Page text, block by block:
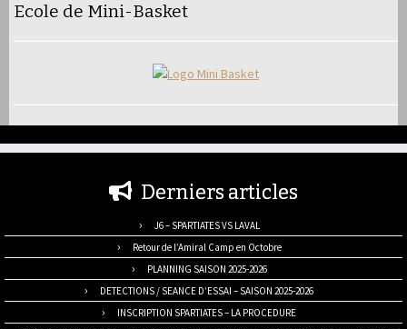
Ecole de Mini-Basket
Derniers articles
J6 – SPARTIATES VS LAVAL
Retour de l’Amiral Camp en Octobre
PLANNING SAISON 2025-2026
DETECTIONS / SEANCE D’ESSAI – SAISON 2025-2026
INSCRIPTION SPARTIATES – LA PROCEDURE